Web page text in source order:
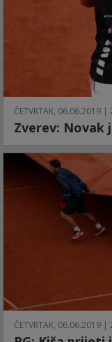
ČETVRTAK, 06.06.2019 |
Zverev: Novak
ČETVRTAK, 06.06.2019 |